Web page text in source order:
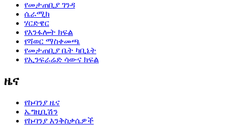
የመታጠቢያ ገንዳ
ሴራሚክ
ሃርድዌር
የእንፋሎት ክፍል
የሻወር ማስቀመጫ
የመታጠቢያ ቤት ካቢኔት
የኢንፍራሬድ ሳውና ክፍል
ዜና
የኩባንያ ዜና
ኤግዚቢሽን
የኩባንያ እንቅስቃሴዎች